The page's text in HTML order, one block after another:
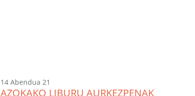
14 Abendua 21
AZOKAKO LIBURU AURKEZPENAK